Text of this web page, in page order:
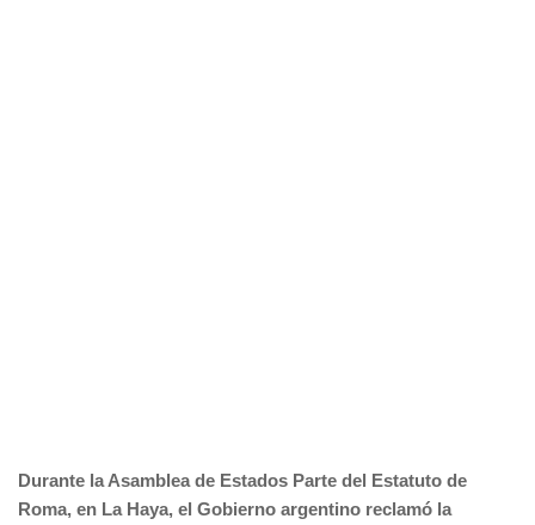
Durante la Asamblea de Estados Parte del Estatuto de
Roma, en La Haya, el Gobierno argentino reclamó la